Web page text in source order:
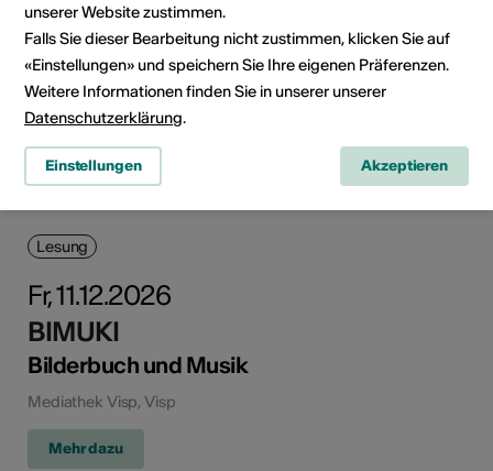
Lesung
Fr, 11.12.2026
BIMUKI
Bilderbuch und Musik
Mediathek Visp, Visp
Mehr dazu
unserer Website zustimmen.
Falls Sie dieser Bearbeitung nicht zustimmen, klicken Sie auf
«Einstellungen» und speichern Sie Ihre eigenen Präferenzen.
Weitere Informationen finden Sie in unserer unserer
Datenschutzerklärung.
Einstellungen Akzeptieren